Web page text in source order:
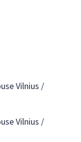
Vilnius /
Vilnius /